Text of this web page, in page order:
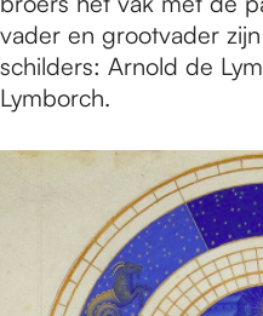
vader en grootvader
schilders: Arnold de
Lymborch.